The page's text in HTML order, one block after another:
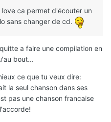
ca permet d'écouter un
sans changer de cd.
a faire une compilation en
bout...
ce que tu veux dire:
la seul chanson dans ses
pas une chanson francaise